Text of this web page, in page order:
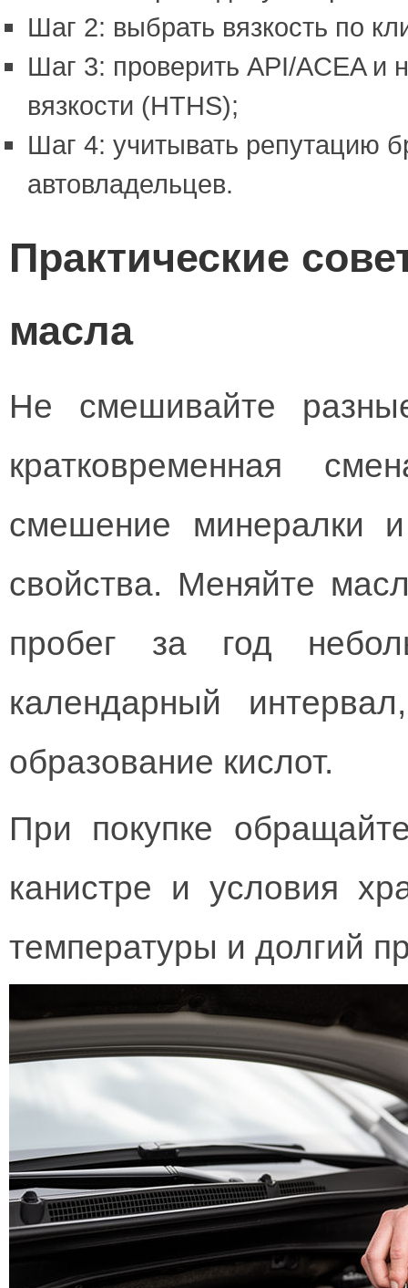
Шаг 2: выбрать вязкость по
Шаг 3: проверить API/ACEA и
вязкости (HTHS);
Шаг 4: учитывать репутацию
автовладельцев.
Практические
масла
Не смешивайте
кратковременная
смешение минералки
свойства. Меняйте
пробег за год
календарный
образование кислот.
При покупке
канистре и условия
температуры и долгий